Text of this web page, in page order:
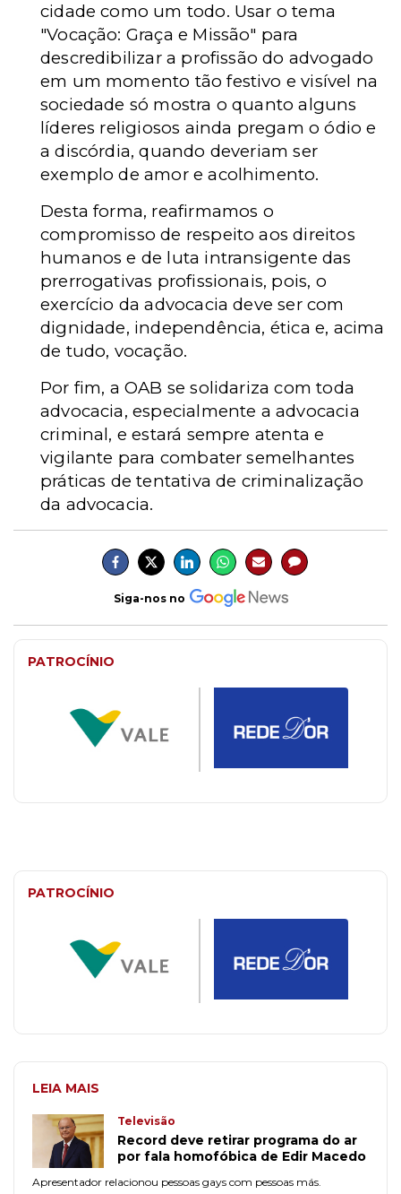
cidade como um todo. Usar o tema
"Vocação: Graça e Missão" para
descredibilizar a profissão do advogado
em um momento tão festivo e visível na
sociedade só mostra o quanto alguns
líderes religiosos ainda pregam o ódio e
a discórdia, quando deveriam ser
exemplo de amor e acolhimento.
Desta forma, reafirmamos o
compromisso de respeito aos direitos
humanos e de luta intransigente das
prerrogativas profissionais, pois, o
exercício da advocacia deve ser com
dignidade, independência, ética e, acima
de tudo, vocação.
Por fim, a OAB se solidariza com toda
advocacia, especialmente a advocacia
criminal, e estará sempre atenta e
vigilante para combater semelhantes
práticas de tentativa de criminalização
da advocacia.
Siga-nos no
PATROCÍNIO
PATROCÍNIO
LEIA MAIS
Televisão
Record deve retirar programa do ar
por fala homofóbica de Edir Macedo
Apresentador relacionou pessoas gays com pessoas más.